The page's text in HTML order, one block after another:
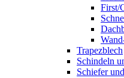
First/
Trapezblech
Schindeln
Schiefer